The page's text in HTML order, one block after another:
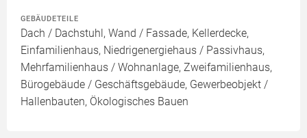
GEBÄUDETEILE
Dach / Dachstuhl, Wand / Fassade, Kellerdecke,
Einfamilienhaus, Niedrigenergiehaus / Passivhaus,
Mehrfamilienhaus / Wohnanlage, Zweifamilienhaus,
Bürogebäude / Geschäftsgebäude, Gewerbeobjekt /
Hallenbauten, Ökologisches Bauen